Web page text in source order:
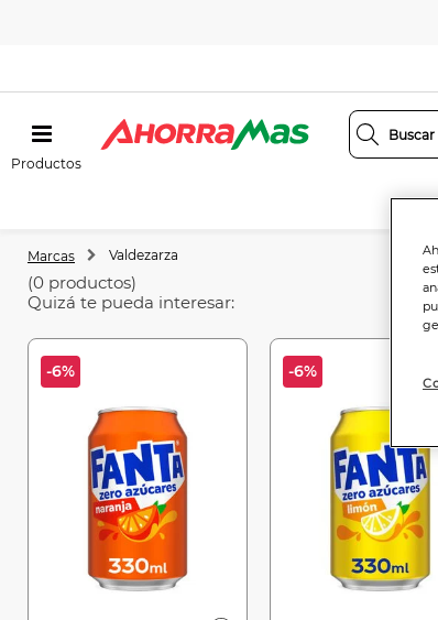
Productos
Marcas Valdezarza
(0 productos)
Quizá te pueda interesar:
-6% -6%